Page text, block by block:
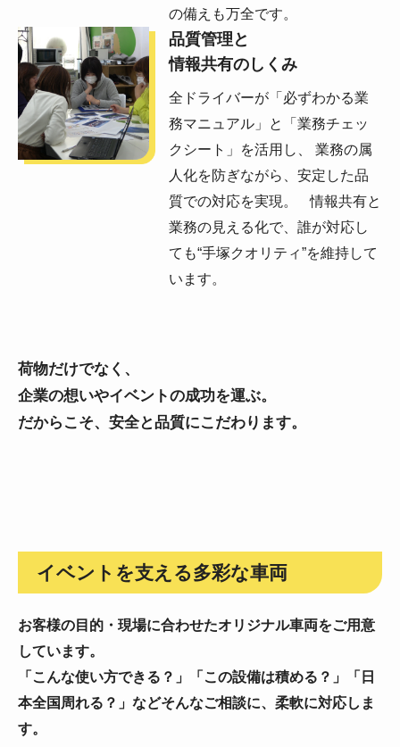
の備えも万全です。
品質管理と
情報共有のしくみ
全ドライバーが「必ずわかる業
務マニュアル」と「業務チェッ
クシート」を活用し、 業務の属
人化を防ぎながら、安定した品
質での対応を実現。 情報共有と
業務の見える化で、誰が対応し
ても“手塚クオリティ”を維持して
います。
荷物だけでなく、
企業の想いやイベントの成功を運ぶ。
だからこそ、安全と品質にこだわります。
イベントを支える多彩な車両
お客様の目的・現場に合わせたオリジナル車両をご用意
しています。
「こんな使い方できる？」「この設備は積める？」「日
本全国周れる？」などそんなご相談に、柔軟に対応しま
す。